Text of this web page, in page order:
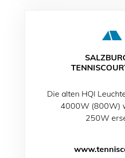
Die alten HQI
4000W (800W)
250W